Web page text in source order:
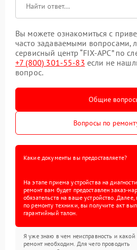
Вы можете ознакомиться с
часто задаваемыми вопросами,
сервисный центр “FIX-APC” по
+7 (800) 301-55-83 если не
вопрос.
Общие
Вопросы по
Какие документы вы предоставляете?
На этапе приема устройства на
ремонт вам будет предоставлен заказ-
обязательств на ваше устройство.
по ремонту техники, вы получите акт
гарантийный талон.
Я уже знаю в чем неисправность и какой
ремонт необходим. Для чего проводить